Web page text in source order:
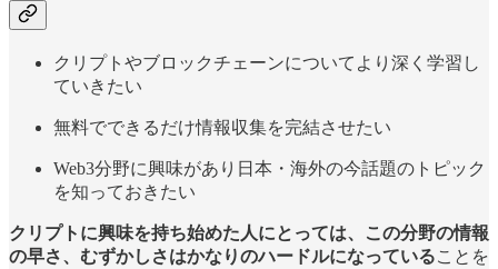
クリプトやブロックチェーンについてより深く学習し
ていきたい
無料でできるだけ情報収集を完結させたい
Web3分野に興味があり日本・海外の今話題のトピック
を知っておきたい
クリプトに興味を持ち始めた人にとっては、この分野の情報
の早さ、むずかしさはかなりのハードルになっていることを